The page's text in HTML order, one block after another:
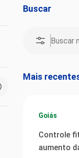
Buscar
Mais
Goiás
Controle
aumento